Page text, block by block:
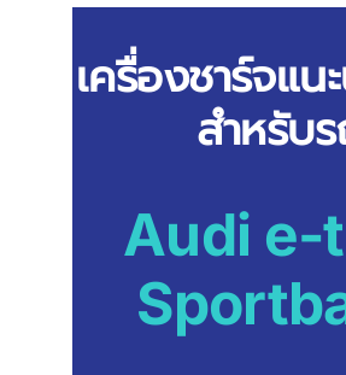
เครื่องชาร์จแน
สำหรับ
Audi e-